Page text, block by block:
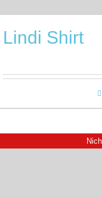
Lindi Shirt